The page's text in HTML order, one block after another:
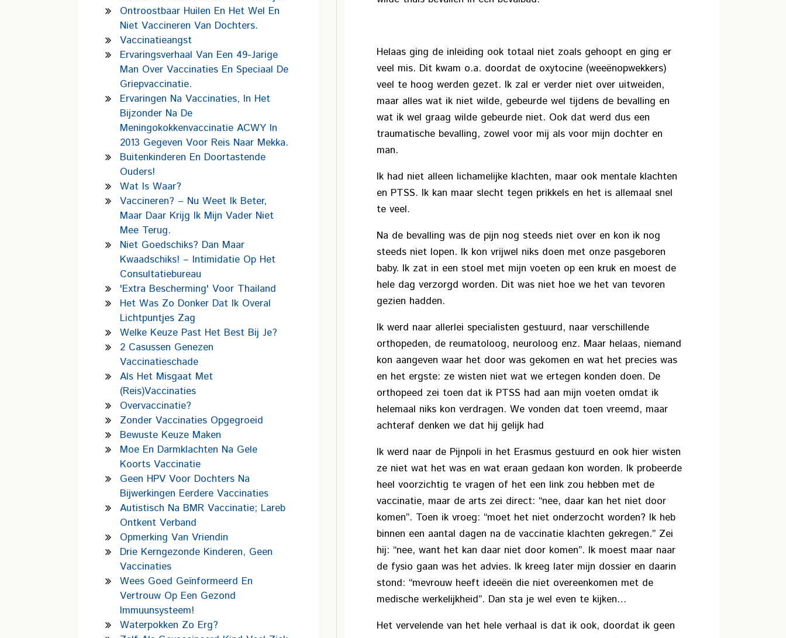
Ontroostbaar Huilen En Het Wel En
Niet Vaccineren Van Dochters.
Vaccinatieangst
Ervaringsverhaal Van Een 49-Jarige
Man Over Vaccinaties En Speciaal De
Griepvaccinatie.
Ervaringen Na Vaccinaties, In Het
Bijzonder Na De
Meningokokkenvaccinatie ACWY In
2013 Gegeven Voor Reis Naar Mekka.
Buitenkinderen En Doortastende
Ouders!
Wat Is Waar?
Vaccineren? – Nu Weet Ik Beter,
Maar Daar Krijg Ik Mijn Vader Niet
Mee Terug.
Niet Goedschiks? Dan Maar
Kwaadschiks! – Intimidatie Op Het
Consultatiebureau
'Extra Bescherming' Voor Thailand
Het Was Zo Donker Dat Ik Overal
Lichtpuntjes Zag
Welke Keuze Past Het Best Bij Je?
2 Casussen Genezen
Vaccinatieschade
Als Het Misgaat Met
(reis)vaccinaties
Overvaccinatie?
Zonder Vaccinaties Opgegroeid
Bewuste Keuze Maken
Moe En Darmklachten Na Gele
Koorts Vaccinatie
Geen HPV Voor Dochters Na
Bijwerkingen Eerdere Vaccinaties
Autistisch Na BMR Vaccinatie; Lareb
Ontkent Verband
Opmerking Van Vriendin
Drie Kerngezonde Kinderen, Geen
Vaccinaties
Wees Goed Geïnformeerd En
Vertrouw Op Een Gezond
Immuunsysteem!
Waterpokken Zo Erg?
Helaas ging de inleiding ook totaal niet zoals gehoopt en ging er
veel mis. Dit kwam o.a. doordat de oxytocine (weeënopwekkers)
veel te hoog werden gezet. Ik zal er verder niet over uitweiden,
maar alles wat ik niet wilde, gebeurde wel tijdens de bevalling en
wat ik wel graag wilde gebeurde niet. Ook dat werd dus een
traumatische bevalling, zowel voor mij als voor mijn dochter en
man.
Ik had niet alleen lichamelijke klachten, maar ook mentale klachten
en PTSS. Ik kan maar slecht tegen prikkels en het is allemaal snel
te veel.
Na de bevalling was de pijn nog steeds niet over en kon ik nog
steeds niet lopen. Ik kon vrijwel niks doen met onze pasgeboren
baby. Ik zat in een stoel met mijn voeten op een kruk en moest de
hele dag verzorgd worden. Dit was niet hoe we het van tevoren
gezien hadden.
Ik werd naar allerlei specialisten gestuurd, naar verschillende
orthopeden, de reumatoloog, neuroloog enz. Maar helaas, niemand
kon aangeven waar het door was gekomen en wat het precies was
en het ergste: ze wisten niet wat we ertegen konden doen. De
orthopeed zei toen dat ik PTSS had aan mijn voeten omdat ik
helemaal niks kon verdragen. We vonden dat toen vreemd, maar
achteraf denken we dat hij gelijk had
Ik werd naar de Pijnpoli in het Erasmus gestuurd en ook hier wisten
ze niet wat het was en wat eraan gedaan kon worden. Ik probeerde
heel voorzichtig te vragen of het een link zou hebben met de
vaccinatie, maar de arts zei direct: “nee, daar kan het niet door
komen”. Toen ik vroeg: “moet het niet onderzocht worden? Ik heb
binnen een aantal dagen na de vaccinatie klachten gekregen.” Zei
hij: “nee, want het kan daar niet door komen”. Ik moest maar naar
de fysio gaan was het advies. Ik kreeg later mijn dossier en daarin
stond: “mevrouw heeft ideeën die niet overeenkomen met de
medische werkelijkheid”. Dan sta je wel even te kijken…
Het vervelende van het hele verhaal is dat ik ook, doordat ik geen